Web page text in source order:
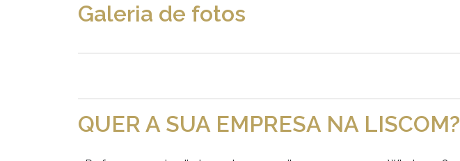
Galeria de fotos
QUER A SUA EMPRESA NA LISCOM?